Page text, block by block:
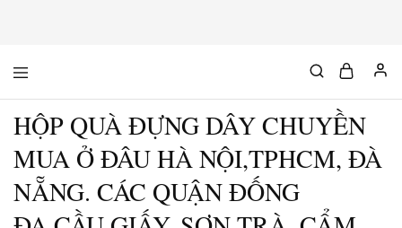
độc
&
chất
HỘP QUÀ ĐỰNG DÂY CHUYỀN
MUA Ở ĐÂU HÀ NỘI,TPHCM, ĐÀ
NẴNG. CÁC QUẬN ĐỐNG